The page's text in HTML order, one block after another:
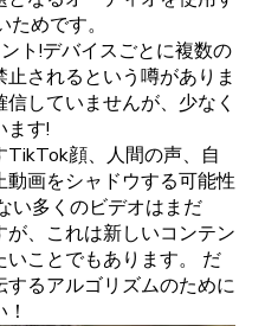
めです。
ト!デバイスごとに複数の
されるという噂がありま
していませんが、少なく
ます!
TikTok顔、人間の声、自
画をシャドウする可能性
い多くのビデオはまだ
が、これは新しいコンテン
ことでもあります。 だ
るアルゴリズムのために